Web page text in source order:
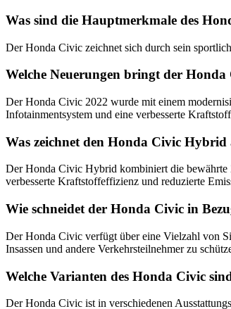
Was sind die Hauptmerkmale des
Der Honda Civic zeichnet sich durch sein
Welche Neuerungen bringt der Honda
Der Honda Civic 2022 wurde mit einem
Infotainmentsystem und eine verbesserte
Was zeichnet den Honda Civic Hybrid
Der Honda Civic Hybrid kombiniert die
verbesserte Kraftstoffeffizienz und reduzierte
Wie schneidet der Honda Civic in
Der Honda Civic verfügt über eine Vielzahl von
Insassen und andere Verkehrsteilnehmer zu
Welche Varianten des Honda Civic
Der Honda Civic ist in verschiedenen